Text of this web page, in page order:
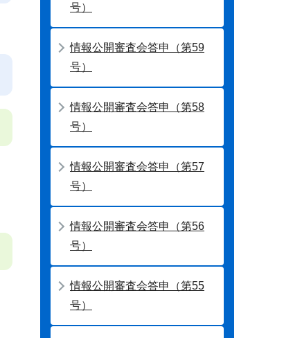
号）
情報公開審査会答申（第59
号）
情報公開審査会答申（第58
号）
情報公開審査会答申（第57
号）
情報公開審査会答申（第56
号）
情報公開審査会答申（第55
号）